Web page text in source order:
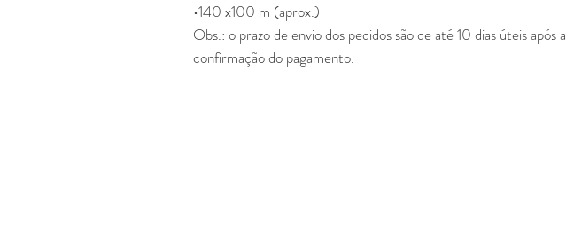
•140 x100 m (aprox.)
Obs.: o prazo de envio dos pedidos são de até 10 dias úteis após a
confirmação do pagamento.